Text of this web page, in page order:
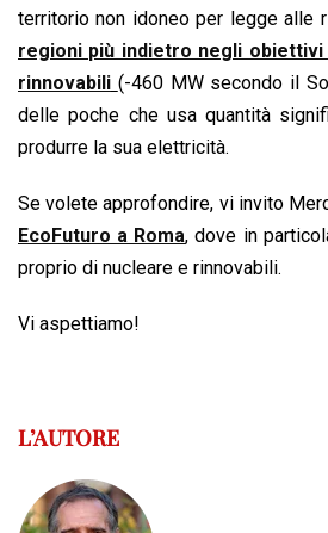
territorio non idoneo per legge alle
regioni più indietro negli
rinnovabili (-460 MW secondo il
delle poche che usa quantità
produrre la sua elettricità.
Se volete approfondire, vi invito
EcoFuturo a Roma, dove in
proprio di nucleare e rinnovabili.
Vi aspettiamo!
L’AUTORE